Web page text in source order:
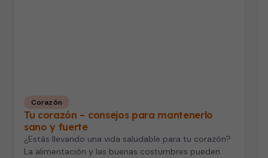
Corazón
Tu corazón – consejos para mantenerlo
sano y fuerte
¿Estás llevando una vida saludable para tu corazón?
La alimentación y las buenas costumbres pueden